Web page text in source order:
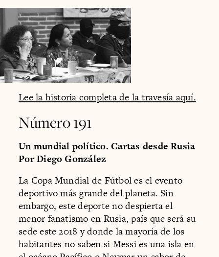
Lee la historia completa de la travesía aquí.
Número 191
Un mundial político. Cartas desde Rusia
Por Diego González
La Copa Mundial de Fútbol es el evento
deportivo más grande del planeta. Sin
embargo, este deporte no despierta el
menor fanatismo en Rusia, país que será su
sede este 2018 y donde la mayoría de los
habitantes no saben si Messi es una isla en